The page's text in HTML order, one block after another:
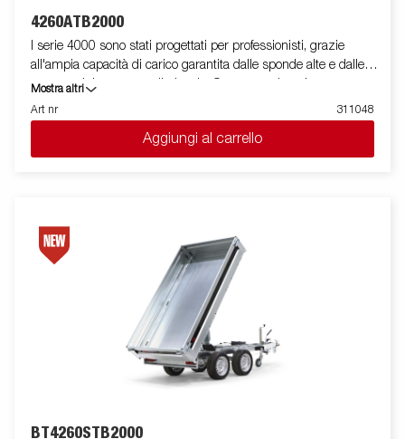
4260ATB2000
I serie 4000 sono stati progettati per professionisti, grazie
all'ampia capacità di carico garantita dalle sponde alte e dalle
ruote posizionate sotto il pianale. Questa versione è
equipaggiata con sponde in alluminio e doppio asse, presenta
un profilo in acciaio rinforzato posto attorno al pianale utile a
carico. I punti di fissaggio posizionati sul profilo in acciaio,
solo a scopo illustrativo e potrebbero mostrare attrezzature
opzionali.
Mostra altri
Art nr
311048
Aggiungi al carrello
BT4260STB2000